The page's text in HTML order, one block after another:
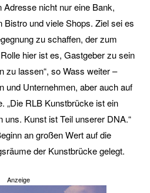
nicht nur eine Bank,
Bistro und viele Shops. Ziel sei es
zu schaffen, der zum
hier ist es, Gastgeber zu sein
zu lassen“, so Wass weiter –
und Unternehmen, aber auch auf
„Die RLB Kunstbrücke ist ein
Kunst ist Teil unserer DNA.“
an großen Wert auf die
der Kunstbrücke gelegt.
Anzeige